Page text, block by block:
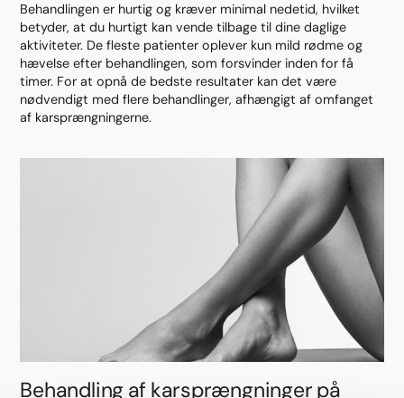
Behandlingen er hurtig og kræver minimal nedetid, hvilket
betyder, at du hurtigt kan vende tilbage til dine daglige
aktiviteter. De fleste patienter oplever kun mild rødme og
hævelse efter behandlingen, som forsvinder inden for få
timer. For at opnå de bedste resultater kan det være
nødvendigt med flere behandlinger, afhængigt af omfanget
af karsprængningerne.
Behandling af karsprængninger på